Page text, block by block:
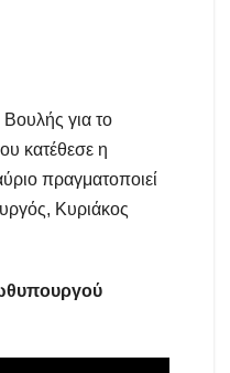
Βουλής για το
κατέθεσε η
πραγματοποιεί
Κυριάκος